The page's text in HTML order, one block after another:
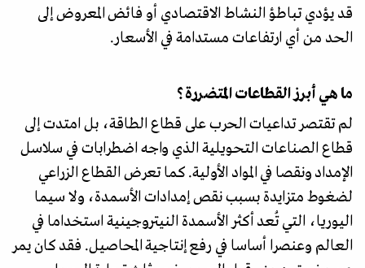
قد يؤدي تباطؤ النشاط الاقتصادي أو فائض المعروض إلى
الحد من أي ارتفاعات مستدامة في الأسعار.
ما هي أبرز القطاعات المتضررة؟
لم تقتصر تداعيات الحرب على قطاع الطاقة، بل امتدت إلى
قطاع الصناعات التحويلية الذي واجه اضطرابات في سلاسل
الإمداد ونقصا في المواد الأولية. كما تعرض القطاع الزراعي
لضغوط متزايدة بسبب نقص إمدادات الأسمدة، ولا سيما
اليوريا، التي تُعد أكثر الأسمدة النيتروجينية استخداما في
العالم وعنصرا أساسا في رفع إنتاجية المحاصيل. فقد كان يمر